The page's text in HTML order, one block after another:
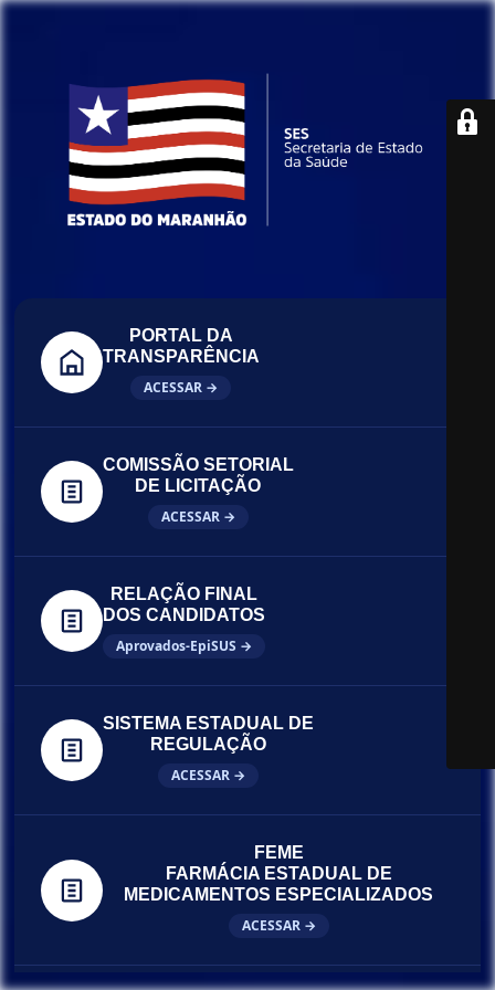
PORTAL DA
TRANSPARÊNCIA
ACESSAR →
COMISSÃO SETORIAL
DE LICITAÇÃO
ACESSAR →
RELAÇÃO FINAL
DOS CANDIDATOS
Aprovados-EpiSUS →
SISTEMA ESTADUAL DE
REGULAÇÃO
ACESSAR →
FEME
FARMÁCIA ESTADUAL DE
MEDICAMENTOS ESPECIALIZADOS
ACESSAR →